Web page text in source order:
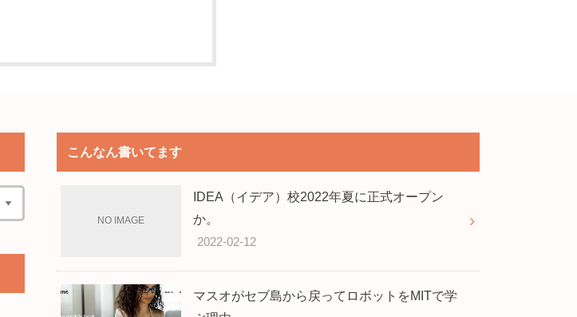
こんなん書いてます
IDEA（イデア）校2022年夏に正式オープン
か。
2022-02-12
マスオがセブ島から戻ってロボットをMITで学